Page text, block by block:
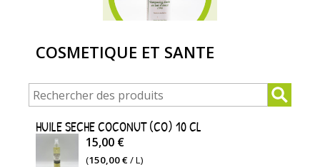
SANTE
COSMETIQUE ET SANTE
HUILE SECHE COCONUT (CO) 10 CL
15,00 €
(150,00 €/ L)